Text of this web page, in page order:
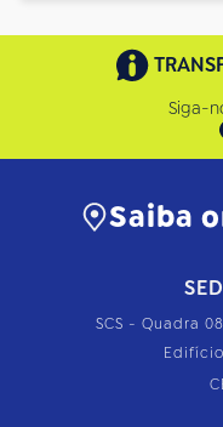
Siga-
Saiba
SCS - Quadra